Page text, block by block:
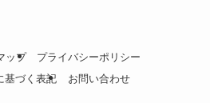
ップ
プライバシーポリシー
基づく表記
お問い合わせ